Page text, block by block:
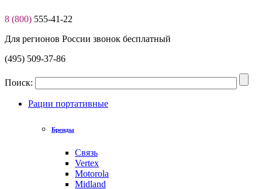
8 (800) 555-41-22
Для регионов России звонок бесплатный
(495) 509-37-86
Поиск:
Рации портативные
Бренды
Связь
Vertex
Motorola
Midland